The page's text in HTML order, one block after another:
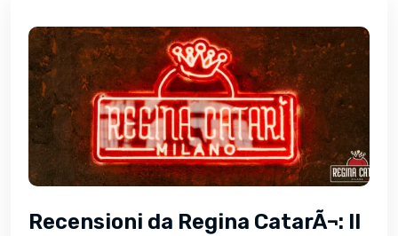
Recensioni da Regina CatarÃ¬: Il